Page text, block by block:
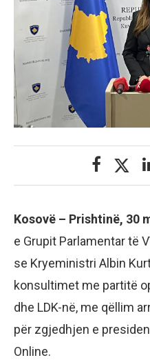
Kosovë – Prishtinë, 30
e Grupit Parlamentar të
se Kryeministri Albin
konsultimet me partitë
dhe LDK-në, me qëllim
për zgjedhjen e
Online.